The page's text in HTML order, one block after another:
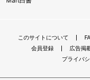
このサイトについて
会員登録
広告掲
プライバ